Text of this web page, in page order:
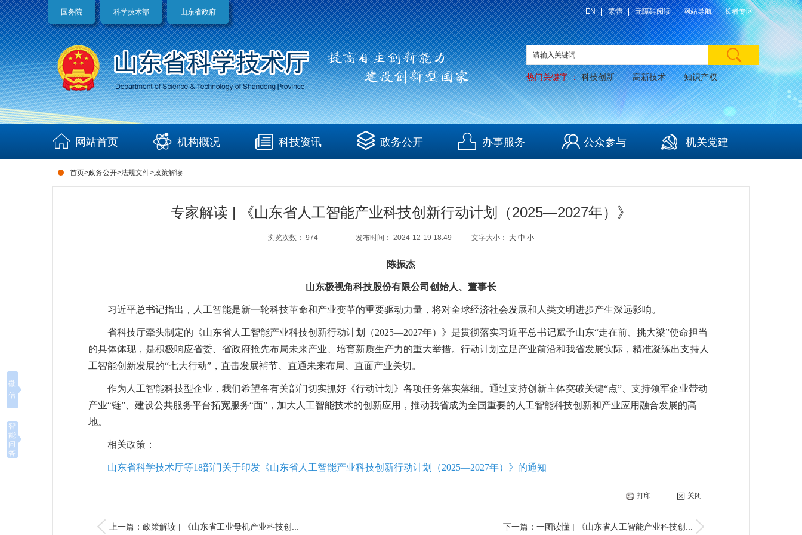
国务院 科学技术部 山东省政府 EN 繁體 无障碍阅读 网站导航 长者专区
热门关键字 ： 科技创新 高新技术 知识产权
网站首页 机构概况 科技资讯 政务公开 办事服务 公众参与 机关党建
首页>政务公开>法规文件>政策解读
专家解读 | 《山东省人工智能产业科技创新行动计划（2025—2027年）》
浏览次数： 974 发布时间： 2024-12-19 18:49 文字大小： 大 中 小
陈振杰
山东极视角科技股份有限公司创始人、董事长
习近平总书记指出，人工智能是新一轮科技革命和产业变革的重要驱动力量，将对全球经济社会发展和人类文明进步产生深远影响。
省科技厅牵头制定的《山东省人工智能产业科技创新行动计划（2025—2027年）》是贯彻落实习近平总书记赋予山东“走在前、挑大梁”使命担当
的具体体现，是积极响应省委、省政府抢先布局未来产业、培育新质生产力的重大举措。行动计划立足产业前沿和我省发展实际，精准凝练出支持人
工智能创新发展的“七大行动”，直击发展褃节、直通未来布局、直面产业关切。
作为人工智能科技型企业，我们希望各有关部门切实抓好《行动计划》各项任务落实落细。通过支持创新主体突破关键“点”、支持领军企业带动
产业“链”、建设公共服务平台拓宽服务“面”，加大人工智能技术的创新应用，推动我省成为全国重要的人工智能科技创新和产业应用融合发展的高
地。
相关政策：
山东省科学技术厅等18部门关于印发《山东省人工智能产业科技创新行动计划（2025—2027年）》的通知
打印 关闭
上一篇：政策解读 | 《山东省工业母机产业科技创... 下一篇：一图读懂 | 《山东省人工智能产业科技创...
微
信
智
能
问
答